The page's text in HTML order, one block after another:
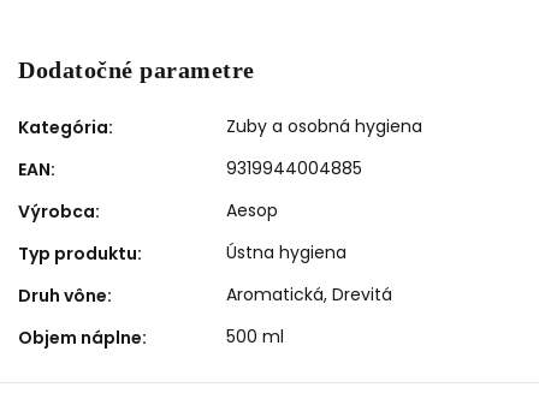
Dodatočné parametre
Kategória:
Zuby a osobná hygiena
EAN:
9319944004885
Výrobca:
Aesop
Typ produktu:
Ústna hygiena
Druh vône:
Aromatická, Drevitá
Objem náplne: 500 ml